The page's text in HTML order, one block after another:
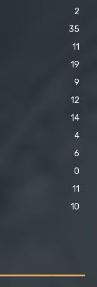
2
35
11
19
9
12
14
4
6
0
11
10